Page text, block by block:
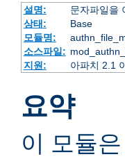
설명:
문자파일을
상태:
Base
모듈명:
소스파일:
지원:
아파치 2.1
요약
이 모듈은